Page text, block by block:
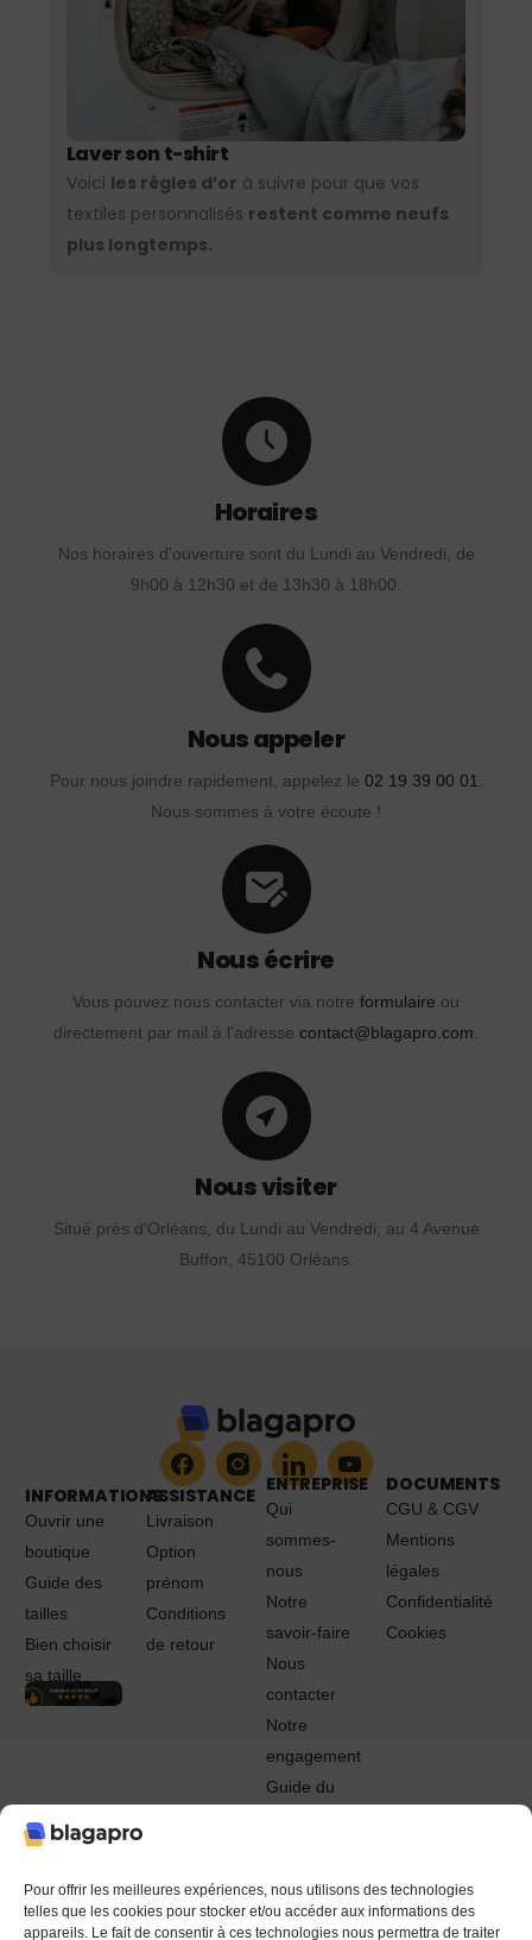
Pour offrir les meilleures expériences, nous utilisons des technologies
telles que les cookies pour stocker et/ou accéder aux informations des
appareils. Le fait de consentir à ces technologies nous permettra de traiter
Laver son t-shirt
Voici les règles d’or à suivre pour que vos
textiles personnalisés restent comme neufs
plus longtemps.
Horaires
Nos horaires d'ouverture sont du Lundi au Vendredi, de
9h00 à 12h30 et de 13h30 à 18h00.
Nous appeler
Pour nous joindre rapidement, appelez le 02 19 39 00 01.
Nous sommes à votre écoute !
Nous écrire
Vous pouvez nous contacter via notre formulaire ou
directement par mail à l'adresse contact@blagapro.com.
Nous visiter
Situé près d'Orléans, du Lundi au Vendredi, au 4 Avenue
Buffon, 45100 Orléans.
INFORMATIONS
Ouvrir une
boutique
Guide des
tailles
Bien choisir
sa taille
ASSISTANCE
Livraison
Option
prénom
Conditions
de retour
ENTREPRISE
Qui
sommes-
nous
Notre
savoir-faire
Nous
contacter
Notre
engagement
Guide du
DOCUMENTS
CGU & CGV
Mentions
légales
Confidentialité
Cookies
© 2022 - 2024 Blagapro. Tous droits réservés. Textiles
personnalisés à Orléans